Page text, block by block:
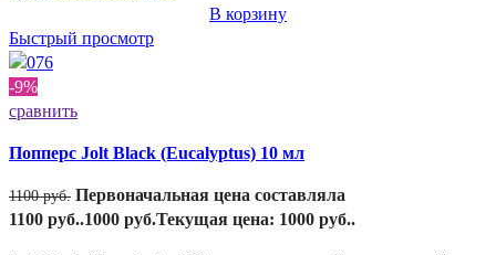
В корзину
Быстрый просмотр
-9%
сравнить
Попперс Jolt Black (Eucalyptus) 10 мл
1100руб. Первоначальная цена составляла
1100 руб..1000 руб.Текущая цена: 1000 руб..